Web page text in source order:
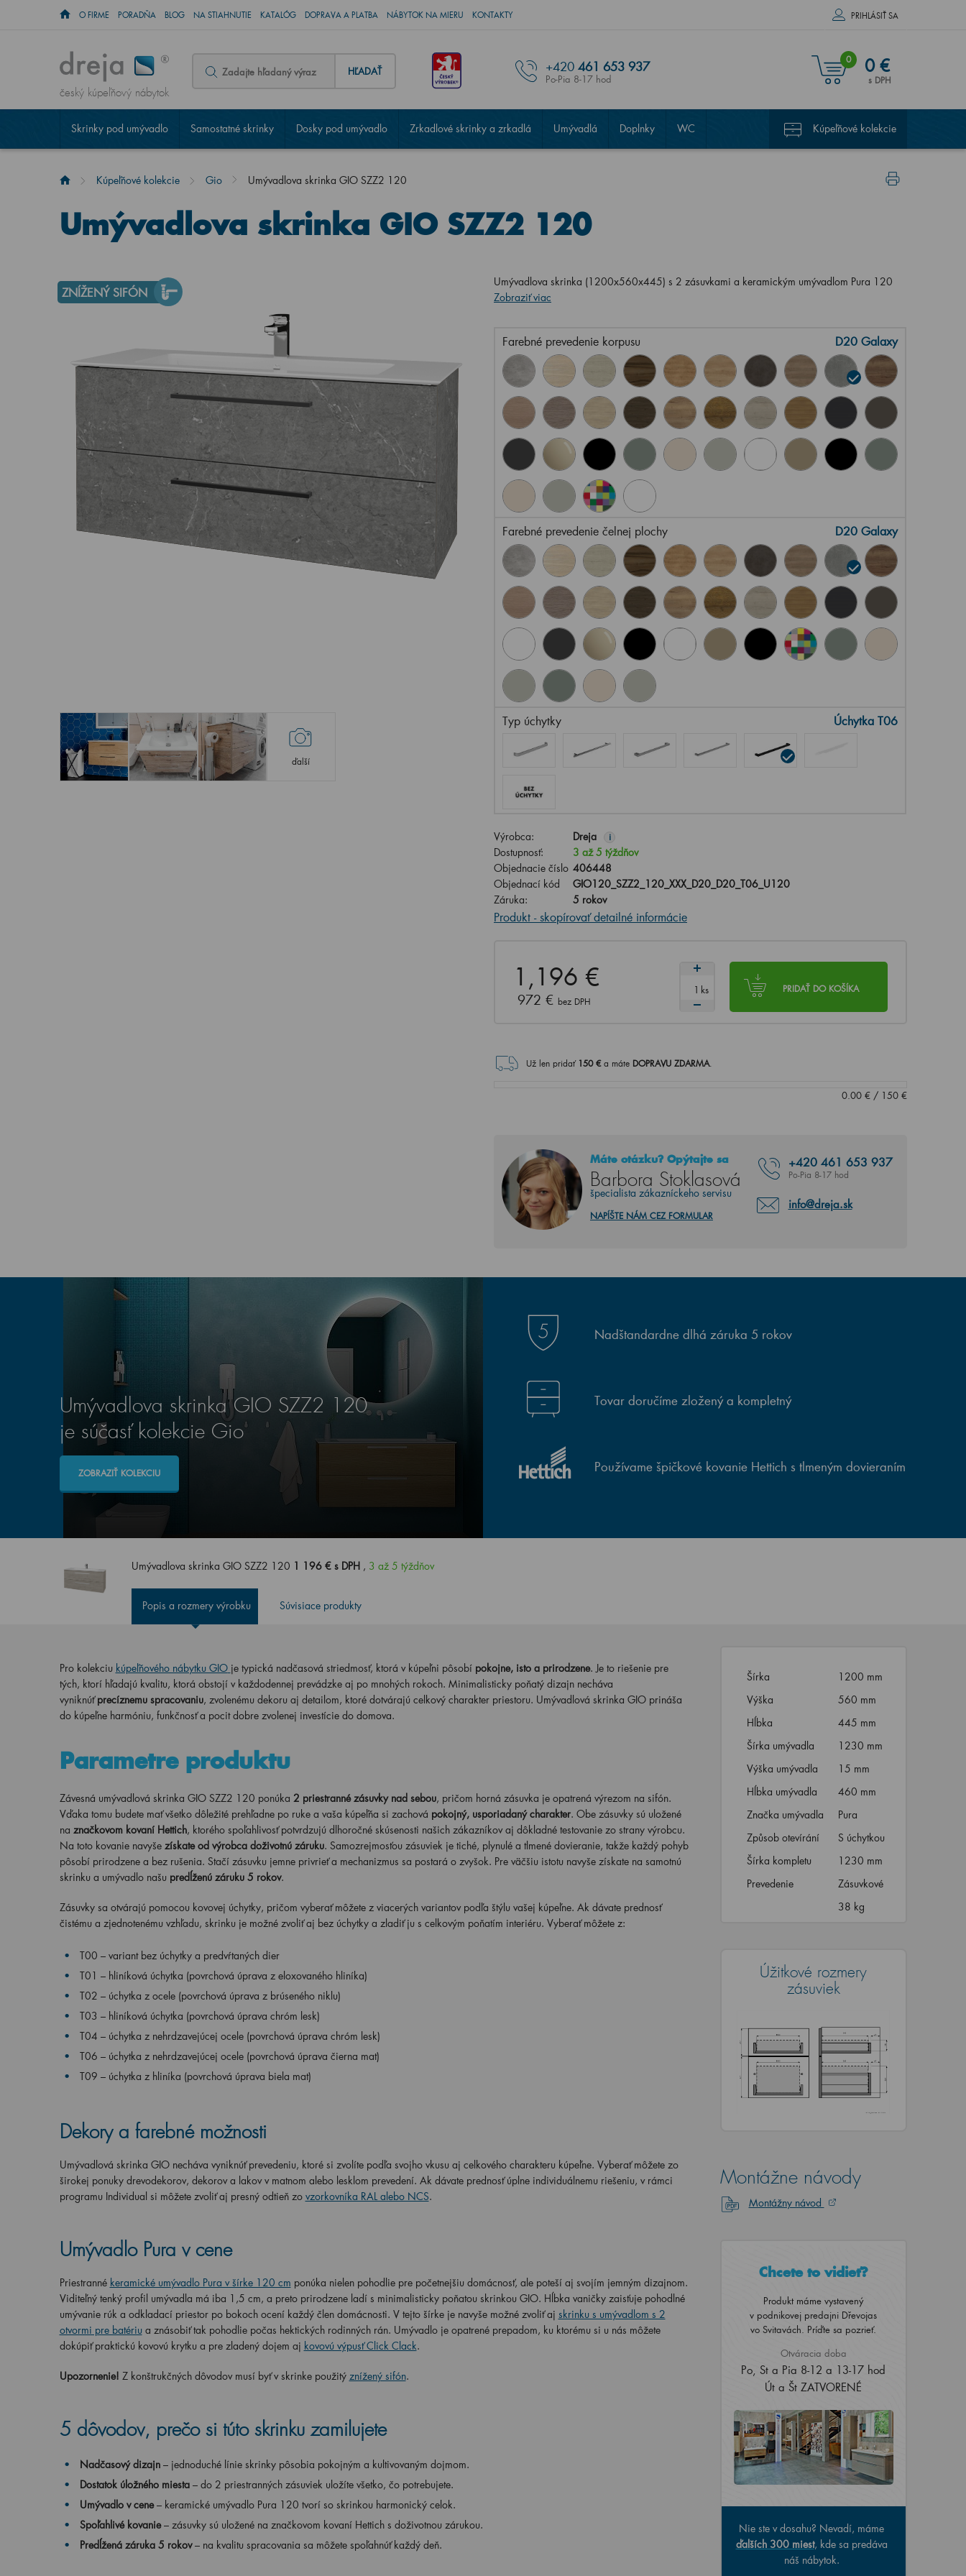
O FIRME PORADŇA BLOG NA STIAHNUTIE KATALÓG DOPRAVA A PLATBA NÁBYTOK NA MIERU KONTAKTY PRIHLÁSIŤ SA
český kúpeľňový nábytok
HĽADAŤ +420 461 653 937
Po-Pia 8-17 hod
0 0 €
s DPH
Skrinky pod umývadlo Samostatné skrinky Dosky pod umývadlo Zrkadlové skrinky a zrkadlá Umývadlá Doplnky WC Kúpeľňové kolekcie
Kúpeľňové kolekcie Gio Umývadlova skrinka GIO SZZ2 120
Umývadlova skrinka GIO SZZ2 120
ZNÍŽENÝ SIFÓN
ďalší
Umývadlova skrinka (1200x560x445) s 2 zásuvkami a keramickým umývadlom Pura 120
Zobraziť viac
Farebné prevedenie korpusu D20 Galaxy
Farebné prevedenie čelnej plochy D20 Galaxy
Typ úchytky Úchytka T06
Výrobca: Dreja i
Dostupnosť:
3 až 5 týždňov
Objednacie číslo 406448
Objednací kód
GIO120_SZZ2_120_XXX_D20_D20_T06_U120
Záruka:
5 rokov
Produkt - skopírovať detailné informácie
1,196 €
972 € bez DPH
PRIDAŤ DO KOŠÍKA
ks
Už len pridať 150€ a máte DOPRAVU ZDARMA.
0.00€/ 150€
Máte otázku? Opýtajte sa
Barbora Stoklasová
špecialista zákazníckeho servisu
+420 461 653 937
Po-Pia 8-17 hod
info@dreja.sk
NAPÍŠTE NÁM CEZ FORMULAR
Umývadlova skrinka GIO SZZ2 120
je súčasť kolekcie Gio
ZOBRAZIŤ KOLEKCIU
Nadštandardne dlhá záruka 5 rokov
Tovar doručíme zložený a kompletný
Používame špičkové kovanie Hettich s tlmeným dovieraním
Umývadlova skrinka GIO SZZ2 120 1 196 € s DPH , 3 až 5 týždňov
Popis a rozmery výrobku Súvisiace produkty
Pro kolekciu kúpeľňového nábytku GIO je typická nadčasová striedmosť, ktorá v kúpeľni pôsobí pokojne, isto a prirodzene. Je to riešenie pre
tých, ktorí hľadajú kvalitu, ktorá obstojí v každodennej prevádzke aj po mnohých rokoch. Minimalisticky poňatý dizajn necháva
vyniknúť precíznemu spracovaniu, zvolenému dekoru aj detailom, ktoré dotvárajú celkový charakter priestoru. Umývadlová skrinka GIO prináša
do kúpeľne harmóniu, funkčnosť a pocit dobre zvolenej investície do domova.
Parametre produktu
Závesná umývadlová skrinka GIO SZZ2 120 ponúka 2 priestranné zásuvky nad sebou, pričom horná zásuvka je opatrená výrezom na sifón.
Vďaka tomu budete mať všetko dôležité prehľadne po ruke a vaša kúpeľňa si zachová pokojný, usporiadaný charakter. Obe zásuvky sú uložené
na značkovom kovaní Hettich, ktorého spoľahlivosť potvrdzujú dlhoročné skúsenosti našich zákazníkov aj dôkladné testovanie zo strany výrobcu.
Na toto kovanie navyše získate od výrobca doživotnú záruku. Samozrejmosťou zásuviek je tiché, plynulé a tlmené dovieranie, takže každý pohyb
pôsobí prirodzene a bez rušenia. Stačí zásuvku jemne privrieť a mechanizmus sa postará o zvyšok. Pre väčšiu istotu navyše získate na samotnú
skrinku a umývadlo našu predĺženú záruku 5 rokov.
Zásuvky sa otvárajú pomocou kovovej úchytky, pričom vyberať môžete z viacerých variantov podľa štýlu vašej kúpeľne. Ak dávate prednosť
čistému a zjednotenému vzhľadu, skrinku je možné zvoliť aj bez úchytky a zladiť ju s celkovým poňatím interiéru. Vyberať môžete z:
T00 – variant bez úchytky a predvŕtaných dier
T01 – hliníková úchytka (povrchová úprava z eloxovaného hliníka)
T02 – úchytka z ocele (povrchová úprava z brúseného niklu)
T03 – hliníková úchytka (povrchová úprava chróm lesk)
T04 – úchytka z nehrdzavejúcej ocele (povrchová úprava chróm lesk)
T06 – úchytka z nehrdzavejúcej ocele (povrchová úprava čierna mat)
T09 – úchytka z hliníka (povrchová úprava biela mat)
Dekory a farebné možnosti
Umývadlová skrinka GIO necháva vyniknúť prevedeniu, ktoré si zvolíte podľa svojho vkusu aj celkového charakteru kúpeľne. Vyberať môžete zo
širokej ponuky drevodekorov, dekorov a lakov v matnom alebo lesklom prevedení. Ak dávate prednosť úplne individuálnemu riešeniu, v rámci
programu Individual si môžete zvoliť aj presný odtieň zo vzorkovníka RAL alebo NCS.
Umývadlo Pura v cene
Priestranné keramické umývadlo Pura v šírke 120 cm ponúka nielen pohodlie pre početnejšiu domácnosť, ale poteší aj svojím jemným dizajnom.
Viditeľný tenký profil umývadla má iba 1,5 cm, a preto prirodzene ladí s minimalisticky poňatou skrinkou GIO. Hĺbka vaničky zaisťuje pohodlné
umývanie rúk a odkladací priestor po bokoch ocení každý člen domácnosti. V tejto šírke je navyše možné zvoliť aj skrinku s umývadlom s 2
otvormi pre batériua znásobiť tak pohodlie počas hektických rodinných rán. Umývadlo je opatrené prepadom, ku ktorému si u nás môžete
dokúpiť praktickú kovovú krytku a pre zladený dojem aj kovovú výpusť Click Clack.
Upozornenie! Z konštrukčných dôvodov musí byť v skrinke použitý znížený sifón.
5 dôvodov, prečo si túto skrinku zamilujete
Nadčasový dizajn – jednoduché línie skrinky pôsobia pokojným a kultivovaným dojmom.
Dostatok úložného miesta – do 2 priestranných zásuviek uložíte všetko, čo potrebujete.
Umývadlo v cene – keramické umývadlo Pura 120 tvorí so skrinkou harmonický celok.
Spoľahlivé kovanie – zásuvky sú uložené na značkovom kovaní Hettich s doživotnou zárukou.
Predĺžená záruka 5 rokov – na kvalitu spracovania sa môžete spoľahnúť každý deň.
Šírka
1200 mm
Výška
560 mm
Hĺbka
445 mm
Šírka umývadla
1230 mm
Výška umývadla
15 mm
Hĺbka umývadla
460 mm
Značka umývadla
Pura
Způsob otevírání
S úchytkou
Šírka kompletu
1230 mm
Prevedenie
Zásuvkové
38 kg
Úžitkové rozmery
zásuviek
Montážne návody
Montážny návod
Chcete to vidieť?
Produkt máme vystavený
v podnikovej predajni Dřevojas
vo Svitavách. Príďte sa pozrieť.
Otváracia doba
Po, St a Pia 8-12 a 13-17 hod
Út a Št ZATVORENÉ
Nie ste v dosahu? Nevadí, máme
ďalších 300 miest, kde sa predáva
náš nábytok.